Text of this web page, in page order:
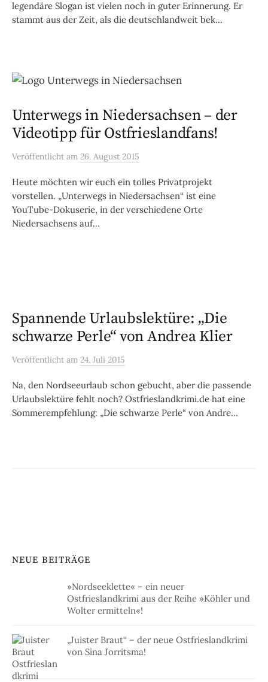
legendäre Slogan ist vielen noch in guter Erinnerung. Er
stammt aus der Zeit, als die deutschlandweit bek...
Unterwegs in Niedersachsen – der
Videotipp für Ostfrieslandfans!
Veröffentlicht am 26. August 2015
Heute möchten wir euch ein tolles Privatprojekt
vorstellen. „Unterwegs in Niedersachsen“ ist eine
YouTube-Dokuserie, in der verschiedene Orte
Niedersachsens auf...
Spannende Urlaubslektüre: „Die
schwarze Perle“ von Andrea Klier
Veröffentlicht am 24. Juli 2015
Na, den Nordseeurlaub schon gebucht, aber die passende
Urlaubslektüre fehlt noch? Ostfrieslandkrimi.de hat eine
Sommerempfehlung: „Die schwarze Perle“ von Andre...
NEUE BEITRÄGE
»Nordseeklette« – ein neuer
Ostfrieslandkrimi aus der Reihe »Köhler und
Wolter ermitteln«!
„Juister Braut“ – der neue Ostfrieslandkrimi
von Sina Jorritsma!